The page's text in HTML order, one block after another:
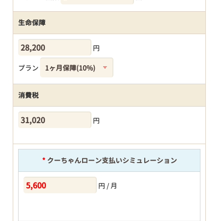
生命保障
円
プラン
消費税
円
*クーちゃんローン支払いシミュレーション
円 / 月